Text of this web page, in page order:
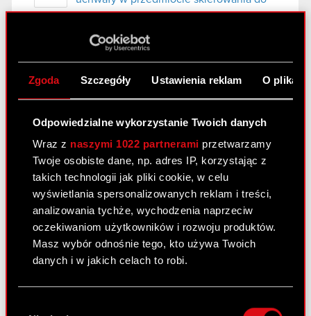
Zgoda Szczegóły Ustawienia reklam O
Odpowiedzialne wykorzystanie Twoich danych
Wraz z naszymi 1022 partnerami przetwarzamy
Twoje osobiste dane, np. adres IP, korzystając z
takich technologii jak pliki cookie, w celu
wyświetlania spersonalizowanych reklam i treści,
analizowania tychże, wychodzenia naprzeciw
oczekiwaniom użytkowników i rozwoju produktów.
Masz wybór odnośnie tego, kto używa Twoich
danych i w jakich celach to robi.
Walnego Zgromadzenia wniosku w
sprawie podjęcia uchwały zmierzającej
do zmiany firmy Spółki.
Raport bieżący nr 33/2011
31 maja 2011
PDF
Podjęcie przez Zarząd Optimus S.A.
uchwały w przedmiocie skierowania do
Walnego Zgromadzenia wniosku w
sprawie podjęcia uchwały zmierzającej
do zmiany firmy Spółki.
Raport bieżący nr 32/2011 –
korekta